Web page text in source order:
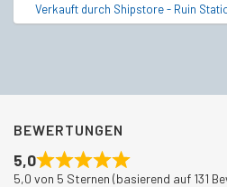
Verkauft durch Shipstore - Ruin
BEWERTUNGEN
5,0
5,0 von 5 Sternen (basierend auf 131